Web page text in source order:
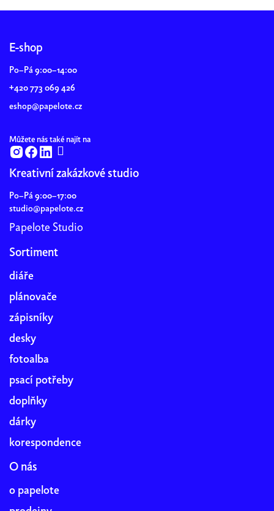
E-shop
Po–Pá 9:00–14:00
+420 773 069 426
eshop@papelote.cz
Můžete nás také najít na
Kreativní zakázkové studio
Po–Pá 9:00–17:00
studio@papelote.cz
Papelote Studio
Sortiment
diáře
plánovače
zápisníky
desky
fotoalba
psací potřeby
doplňky
dárky
korespondence
O nás
o papelote